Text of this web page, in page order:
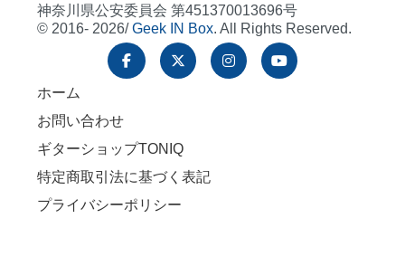
神奈川県公安委員会 第451370013696号
© 2016- 2026/Geek IN Box. All Rights Reserved.
ホーム
お問い合わせ
ギターショップTONIQ
特定商取引法に基づく表記
プライバシーポリシー